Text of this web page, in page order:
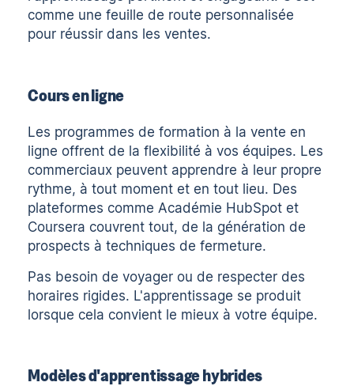
comme une feuille de route personnalisée
pour réussir dans les ventes.
Cours en ligne
Les programmes de formation à la vente en
ligne offrent de la flexibilité à vos équipes. Les
commerciaux peuvent apprendre à leur propre
rythme, à tout moment et en tout lieu. Des
plateformes comme Académie HubSpot et
Coursera couvrent tout, de la génération de
prospects àtechniques de fermeture.
Pas besoin de voyager ou de respecter des
horaires rigides. L'apprentissage se produit
lorsque cela convient le mieux à votre équipe.
Modèles d'apprentissage hybrides